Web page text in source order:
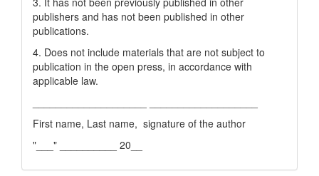
publishers and has not been published in other
publications.
4. Does not include materials that are not subject to
publication in the open press, in accordance with
applicable law.
First name, Last name, signature of the author
"___" __________ 20__